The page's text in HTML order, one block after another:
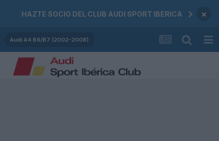
HAZTE SOCIO DEL CLUB AUDI SPORT IBERICA ×
Audi A4 B6/B7 (2002-2008)